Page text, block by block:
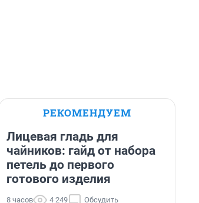
РЕКОМЕНДУЕМ
Лицевая гладь для
чайников: гайд от набора
петель до первого
готового изделия
8 часов 4 249 Обсудить